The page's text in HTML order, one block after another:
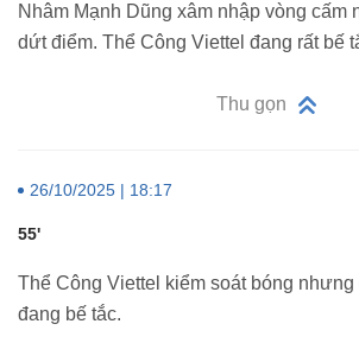
Nhâm Mạnh Dũng xâm nhập vòng cấm
dứt điểm. Thể Công Viettel đang rất bế
Thu gọn
26/10/2025 | 18:17
55'
Thể Công Viettel kiểm soát bóng nhưng
đang bế tắc.